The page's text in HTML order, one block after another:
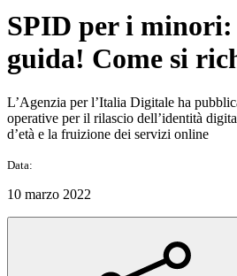
SPID per i minori:
guida! Come si
L’Agenzia per l’Italia Digitale ha
operative per il rilascio dell’identità
d’età e la fruizione dei servizi online
Data:
10 marzo 2022